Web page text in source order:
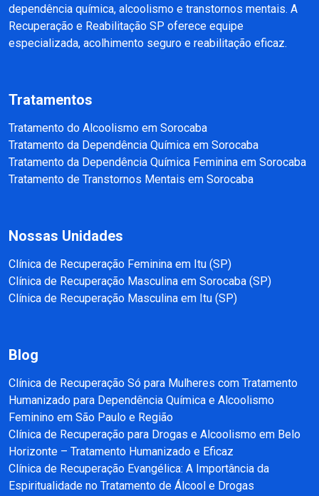
dependência química, alcoolismo e transtornos mentais. A
Recuperação e Reabilitação SP oferece equipe
especializada, acolhimento seguro e reabilitação eficaz.
Tratamentos
Tratamento do Alcoolismo em Sorocaba
Tratamento da Dependência Química em Sorocaba
Tratamento da Dependência Química Feminina em Sorocaba
Tratamento de Transtornos Mentais em Sorocaba
Nossas Unidades
Clínica de Recuperação Feminina em Itu (SP)
Clínica de Recuperação Masculina em Sorocaba (SP)
Clínica de Recuperação Masculina em Itu (SP)
Blog
Clínica de Recuperação Só para Mulheres com Tratamento
Humanizado para Dependência Química e Alcoolismo
Feminino em São Paulo e Região
Clínica de Recuperação para Drogas e Alcoolismo em Belo
Horizonte – Tratamento Humanizado e Eficaz
Clínica de Recuperação Evangélica: A Importância da
Espiritualidade no Tratamento de Álcool e Drogas